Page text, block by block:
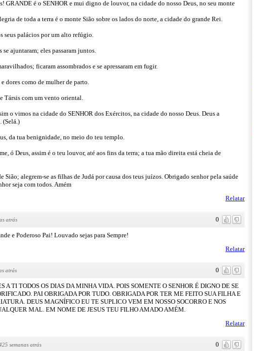
GRANDE é o SENHOR e mui digno de louvor, na cidade do nosso Deus, no seu monte
de toda a terra é o monte Sião sobre os lados do norte, a cidade do grande Rei.
seus palácios por um alto refúgio.
se ajuntaram; eles passaram juntos.
ficaram assombrados e se apressaram em fugir.
dores como de mulher de parto.
Társis com um vento oriental.
o vimos na cidade do SENHOR dos Exércitos, na cidade do nosso Deus. Deus a
(Selá.)
da tua benignidade, no meio do teu templo.
ó Deus, assim é o teu louvor, até aos fins da terra; a tua mão direita está cheia de
Sião; alegrem-se as filhas de Judá por causa dos teus juízos. Obrigado senhor pela saúde
seja com todos. Amém
Relatar
0
atrás
e Poderoso Pai! Louvado sejas para Sempre!
Relatar
0
atrás
A TI TODOS OS DIAS DA MINHA VIDA. POIS SOMENTE O SENHOR É DIGNO DE SE
PAI OBRIGADA POR TUDO. OBRIGADA POR TER ME FEITO SUA FILHA E
DEUS MAGNÍFICO EU TE SUPLICO VEM EM NOSSO SOCORRO E NOS
MAL. EM NOME DE JESUS TEU FILHO AMADO AMÉM.
Relatar
0
semanas atrás